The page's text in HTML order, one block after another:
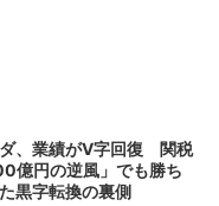
、業績がV字回復 関税
億円の逆風」でも勝ち
黒字転換の裏側